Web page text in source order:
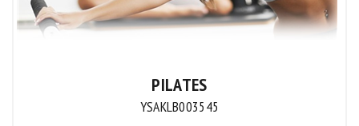
PILATES
YSAKLB003545